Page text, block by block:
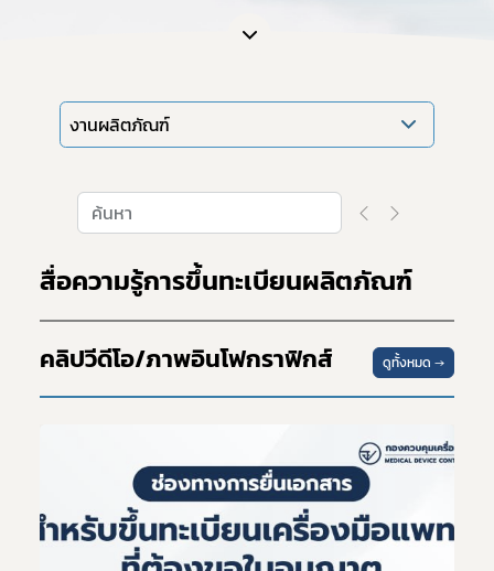
งานผลิตภัณฑ์
สื่อความรู้การขึ้นทะเบียนผลิตภัณฑ์
คลิปวีดีโอ/ภาพอินโฟกราฟิกส์ ดูทั้งหมด →